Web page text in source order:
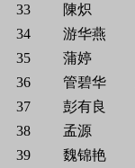
33
陳炽
34
游华燕
35
蒲婷
36
管碧华
37
彭有良
38
孟源
39
魏锦艳